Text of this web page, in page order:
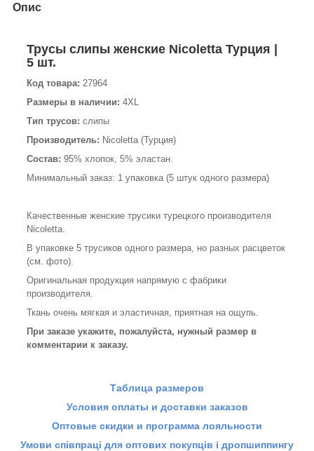
Опис
Трусы слипы женские Nicoletta Турция |
5 шт.
Код товара: 27964
Размеры в наличии: 4XL
Тип трусов: слипы
Производитель: Nicoletta (Турция)
Состав: 95% хлопок, 5% эластан.
Минимальный заказ: 1 упаковка (5 штук одного размера)
Качественные женские трусики турецкого производителя
Nicoletta.
В упаковке 5 трусиков одного размера, но разных расцветок
(см. фото).
Оригинальная продукция напрямую с фабрики
производителя.
Ткань очень мягкая и эластичная, приятная на ощупь.
При заказе укажите, пожалуйста, нужный размер в
комментарии к заказу.
Таблица размеров
Условия оплаты и доставки заказов
Оптовые скидки и программа лояльности
Умови співпраці для оптових покупців і дропшиппингу